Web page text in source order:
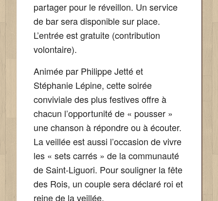
partager pour le réveillon. Un service
de bar sera disponible sur place.
L’entrée est gratuite (contribution
volontaire).
Animée par Philippe Jetté et
Stéphanie Lépine, cette soirée
conviviale des plus festives offre à
chacun l’opportunité de « pousser »
une chanson à répondre ou à écouter.
La veillée est aussi l’occasion de vivre
les « sets carrés » de la communauté
de Saint-Liguori. Pour souligner la fête
des Rois, un couple sera déclaré roi et
reine de la veillée.